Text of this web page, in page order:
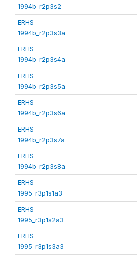
1994b_r2p3s2
ERHS
1994b_r2p3s3a
ERHS
1994b_r2p3s4a
ERHS
1994b_r2p3s5a
ERHS
1994b_r2p3s6a
ERHS
1994b_r2p3s7a
ERHS
1994b_r2p3s8a
ERHS
1995_r3p1s1a3
ERHS
1995_r3p1s2a3
ERHS
1995_r3p1s3a3